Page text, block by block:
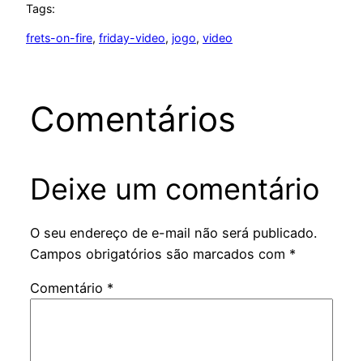
Tags:
frets-on-fire, friday-video, jogo, video
Comentários
Deixe um comentário
O seu endereço de e-mail não será publicado.
Campos obrigatórios são marcados com *
Comentário *